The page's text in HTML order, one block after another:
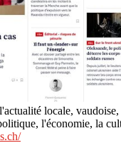
locale,
l'économie, la